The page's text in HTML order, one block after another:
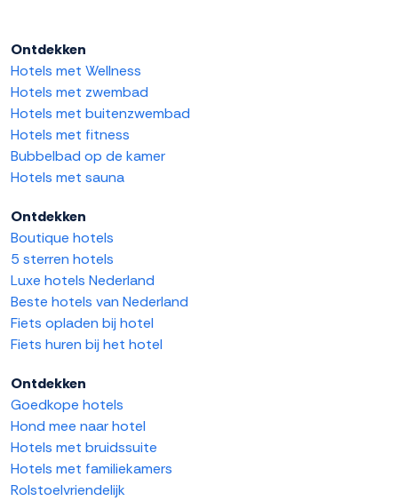
Ontdekken
Hotels met Wellness
Hotels met zwembad
Hotels met buitenzwembad
Hotels met fitness
Bubbelbad op de kamer
Hotels met sauna
Ontdekken
Boutique hotels
5 sterren hotels
Luxe hotels Nederland
Beste hotels van Nederland
Fiets opladen bij hotel
Fiets huren bij het hotel
Ontdekken
Goedkope hotels
Hond mee naar hotel
Hotels met bruidssuite
Hotels met familiekamers
Rolstoelvriendelijk